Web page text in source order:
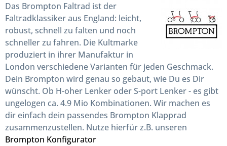
Das Brompton Faltrad ist der
Faltradklassiker aus England: leicht,
robust, schnell zu falten und noch
schneller zu fahren. Die Kultmarke
produziert in ihrer Manufaktur in
London verschiedene Varianten für jeden Geschmack.
Dein Brompton wird genau so gebaut, wie Du es Dir
wünscht. Ob H-oher Lenker oder S-port Lenker - es gibt
ungelogen ca. 4.9 Mio Kombinationen. Wir machen es
dir einfach dein passendes Brompton Klapprad
zusammenzustellen. Nutze hierfür z.B. unseren
Brompton Konfigurator